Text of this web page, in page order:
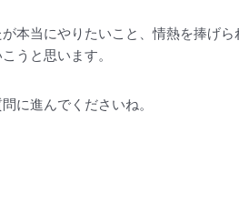
本当にやりたいこと、情熱を捧げら
うと思います。
に進んでくださいね。